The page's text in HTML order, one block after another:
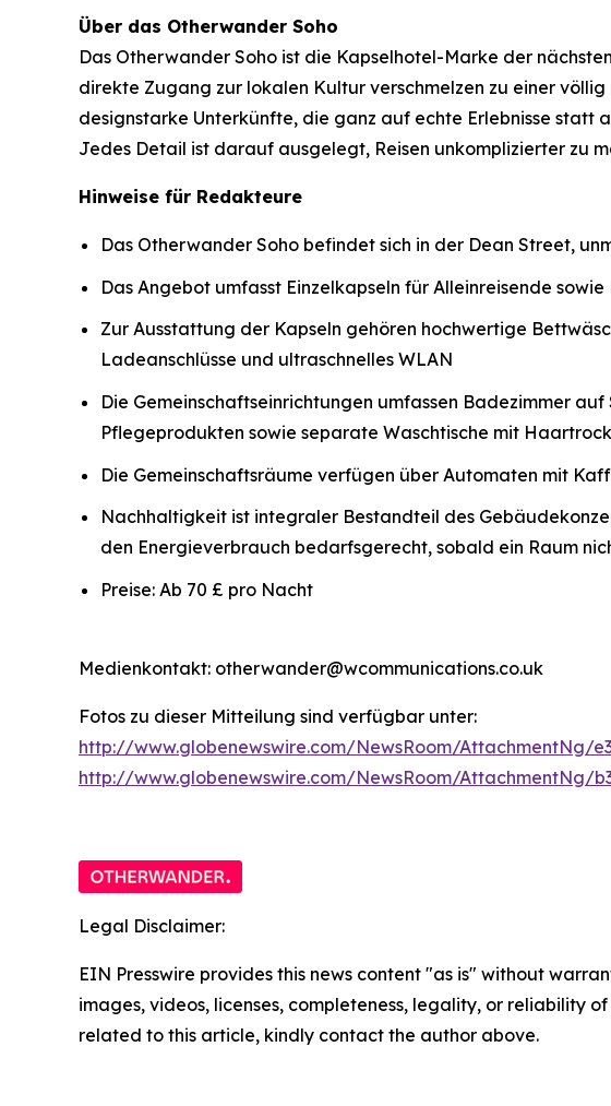
Über das Otherwander Soho
Das Otherwander Soho ist die Kapselhotel-Marke der
direkte Zugang zur lokalen Kultur verschmelzen zu einer
designstarke Unterkünfte, die ganz auf echte Erlebnisse statt
Jedes Detail ist darauf ausgelegt, Reisen unkomplizierter zu
Hinweise für Redakteure
Das Otherwander Soho befindet sich in der Dean Street,
Das Angebot umfasst Einzelkapseln für Alleinreisende
Zur Ausstattung der Kapseln gehören hochwertige
Ladeanschlüsse und ultraschnelles WLAN
Die Gemeinschaftseinrichtungen umfassen Badezimmer
Pflegeprodukten sowie separate Waschtische mit
Die Gemeinschaftsräume verfügen über Automaten mit
Nachhaltigkeit ist integraler Bestandteil des
den Energieverbrauch bedarfsgerecht, sobald ein Raum
Preise: Ab 70 £ pro Nacht
Medienkontakt: otherwander@wcommunications.co.uk
Fotos zu dieser Mitteilung sind verfügbar unter:
http://www.globenewswire.com/NewsRoom/AttachmentNg/
http://www.globenewswire.com/NewsRoom/AttachmentNg/
Legal Disclaimer:
EIN Presswire provides this news content "as is" without
images, videos, licenses, completeness, legality, or reliability
related to this article, kindly contact the author above.